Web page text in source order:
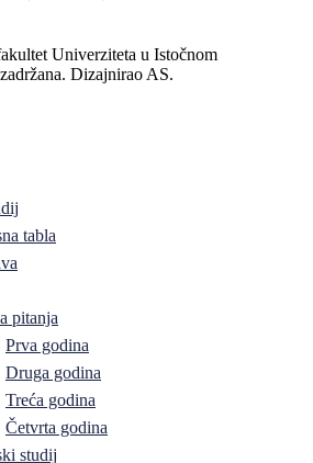
Univerziteta u Istočnom
Dizajnirao AS.
tabla
pitanja
Prva godina
Druga godina
Treća godina
Četvrta godina
studij